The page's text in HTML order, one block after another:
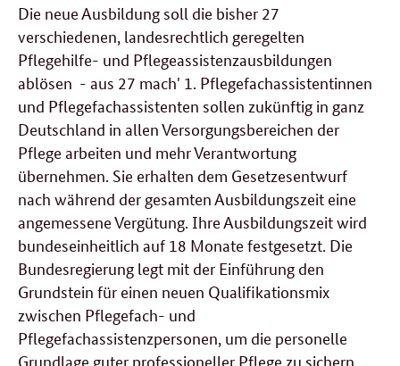
Die neue Ausbildung soll die bisher 27
verschiedenen, landesrechtlich geregelten
Pflegehilfe- und Pflegeassistenzausbildungen
ablösen - aus 27 mach' 1. Pflegefachassistentinnen
und Pflegefachassistenten sollen zukünftig in ganz
Deutschland in allen Versorgungsbereichen der
Pflege arbeiten und mehr Verantwortung
übernehmen. Sie erhalten dem Gesetzesentwurf
nach während der gesamten Ausbildungszeit eine
angemessene Vergütung. Ihre Ausbildungszeit wird
bundeseinheitlich auf 18 Monate festgesetzt. Die
Bundesregierung legt mit der Einführung den
Grundstein für einen neuen Qualifikationsmix
zwischen Pflegefach- und
Pflegefachassistenzpersonen, um die personelle
Grundlage guter professioneller Pflege zu sichern.